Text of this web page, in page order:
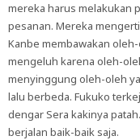
mereka harus melakukan
pesanan. Mereka
Kanbe membawakan
mengeluh karena oleh-
menyinggung oleh-oleh
lalu berbeda. Fukuko
dengar Sera kakinya
berjalan baik-baik saja.